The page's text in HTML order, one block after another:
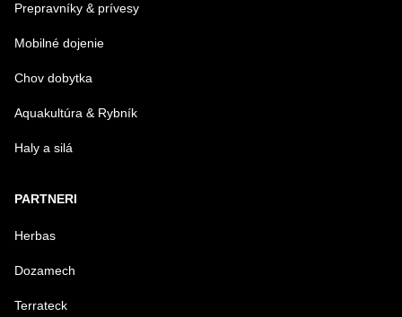
Prepravníky & prívesy
Mobilné dojenie
Chov dobytka
Aquakultúra & Rybník
Haly a silá
PARTNERI
Herbas
Dozamech
Terrateck